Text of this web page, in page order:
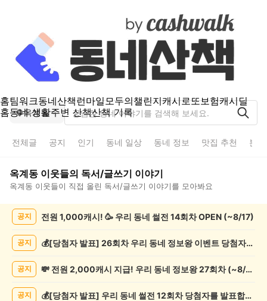
홈팀워크동네산책런마일모두의챌린지캐시로또보험캐시딜
홈동네 생활주변 산책산책 기록
옥계동
전체글 공지 인기 동네 일상 동네 정보 맛집 추천 분
옥계동 이웃들의 독서/글쓰기 이야기
옥계동 이웃들이 직접 올린 독서/글쓰기 이야기를 모아봐요
공지 전원 1,000캐시! 🥳 우리 동네 썰전 14회차 OPEN (~8/17)
공지 💰[당첨자 발표] 26회차 우리 동네 정보왕 이벤트 당첨자를 발표합니다!
공지 💸 전원 2,000캐시 지급! 우리 동네 정보왕 27회차 (~8/10)
공지 💰[당첨자 발표] 우리 동네 썰전 12회차 당첨자를 발표합니다!